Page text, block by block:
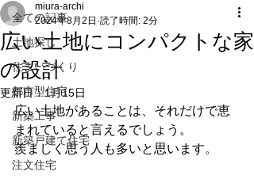
全ての記事
土地探し
住まいづくり
都市型住宅
新築工事
新築戸建て住宅
注文住宅
広い土地にコンパクトな家
の設計
miura-archi
2024年8月2日 読了時間: 2分
更新日：1月15日
広い土地があることは、それだけで恵
まれていると言えるでしょう。
羨ましく思う人も多いと思います。